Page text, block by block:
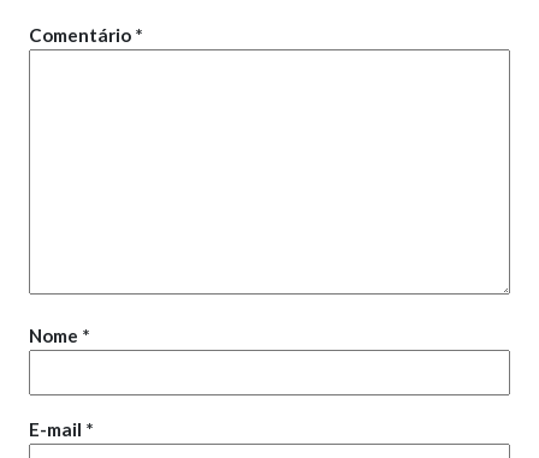
Comentário *
Nome *
E-mail *